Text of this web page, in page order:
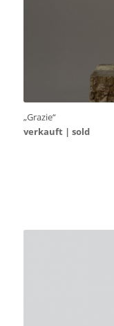
„Grazie“
verkauft | sold